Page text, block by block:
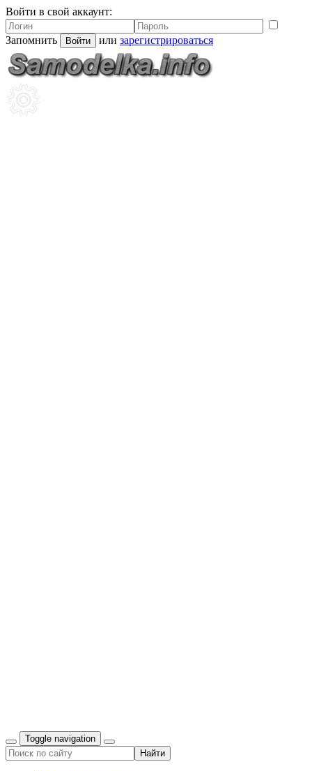
Войти в свой аккаунт:
Запомнить Войти или зарегистрироваться
Toggle navigation